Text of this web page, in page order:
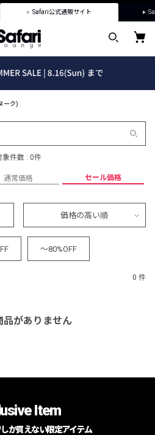
Safari公式通販サイト
ーク)
象件数 : 0件
通常価格 セール価格
価格の高い順
～80%OFF
0 件
品がありません
Item
か買えない限定アイテム